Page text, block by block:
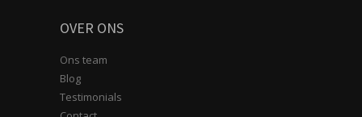
OVER ONS
Ons team
Blog
Testimonials